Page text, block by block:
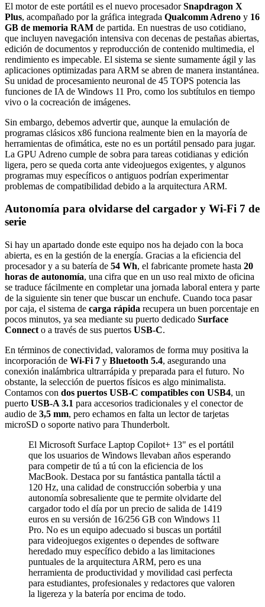
El motor de este portátil es el nuevo procesadorSnapdragon X
Plus, acompañado por la gráfica integrada Qualcomm Adreno y 16
GB de memoria RAM de partida. En nuestras de uso cotidiano,
que incluyen navegación intensiva con decenas de pestañas abiertas,
edición de documentos y reproducción de contenido multimedia, el
rendimiento es impecable. El sistema se siente sumamente ágil y las
aplicaciones optimizadas para ARM se abren de manera instantánea.
Su unidad de procesamiento neuronal de 45 TOPS potencia las
funciones de IA de Windows 11 Pro, como los subtítulos en tiempo
vivo o la cocreación de imágenes.
Sin embargo, debemos advertir que, aunque la emulación de
programas clásicos x86 funciona realmente bien en la mayoría de
herramientas de ofimática, este no es un portátil pensado para jugar.
La GPU Adreno cumple de sobra para tareas cotidianas y edición
ligera, pero se queda corta ante videojuegos exigentes, y algunos
programas muy específicos o antiguos podrían experimentar
problemas de compatibilidad debido a la arquitectura ARM.
Autonomía para olvidarse del cargador y Wi-Fi 7 de
serie
Si hay un apartado donde este equipo nos ha dejado con la boca
abierta, es en la gestión de la energía. Gracias a la eficiencia del
procesador y a su batería de 54 Wh, el fabricante promete hasta 20
horas de autonomía, una cifra que en un uso real mixto de oficina
se traduce fácilmente en completar una jornada laboral entera y parte
de la siguiente sin tener que buscar un enchufe. Cuando toca pasar
por caja, el sistema de carga rápida recupera un buen porcentaje en
pocos minutos, ya sea mediante su puerto dedicado Surface
Connect o a través de sus puertos USB-C.
En términos de conectividad, valoramos de forma muy positiva la
incorporación de Wi-Fi 7 y Bluetooth 5.4, asegurando una
conexión inalámbrica ultrarrápida y preparada para el futuro. No
obstante, la selección de puertos físicos es algo minimalista.
Contamos con dos puertos USB-C compatibles con USB4, un
puerto USB-A 3.1 para accesorios tradicionales y el conector de
audio de 3,5 mm, pero echamos en falta un lector de tarjetas
microSD o soporte nativo para Thunderbolt.
El Microsoft Surface Laptop Copilot+ 13" es el portátil
que los usuarios de Windows llevaban años esperando
para competir de tú a tú con la eficiencia de los
MacBook. Destaca por su fantástica pantalla táctil a
120 Hz, una calidad de construcción soberbia y una
autonomía sobresaliente que te permite olvidarte del
cargador todo el día por un precio de salida de 1419
euros en su versión de 16/256 GB con Windows 11
Pro. No es un equipo adecuado si buscas un portátil
para videojuegos exigentes o dependes de software
heredado muy específico debido a las limitaciones
puntuales de la arquitectura ARM, pero es una
herramienta de productividad y movilidad casi perfecta
para estudiantes, profesionales y redactores que valoren
la ligereza y la batería por encima de todo.